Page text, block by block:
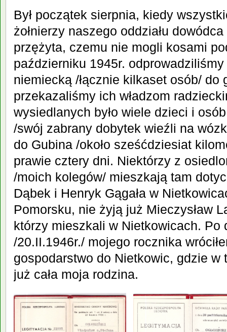
Był początek sierpnia, kiedy
żołnierzy naszego oddziału
przężyta, czemu nie mogli kosami
październiku 1945r. odprowadziliśmy
niemiecką /łącznie kilkaset osób/ do
przekazaliśmy ich władzom
wysiedlanych było wiele dzieci i
/swój zabrany dobytek wieźli na
do Gubina /około sześćdziesiat
prawie cztery dni. Niektórzy z
/moich kolegów/ mieszkają tam
Dąbek i Henryk Gągała w
Pomorsku, nie żyją już Mieczysław
którzy mieszkali w Nietkowicach. Po
/20.II.1946r./ mojego rocznika
gospodarstwo do Nietkowic, gdzie w
już cała moja rodzina.